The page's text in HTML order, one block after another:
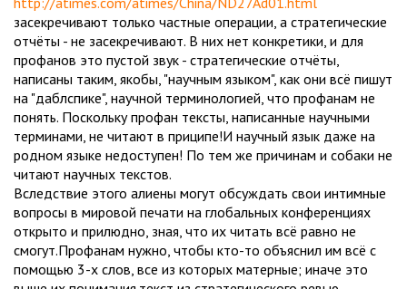
засекречивают только частные операции, а стратегические
отчёты - не засекречивают. В них нет конкретики, и для
профанов это пустой звук - стратегические отчёты,
написаны таким, якобы, "научным языком", как они всё пишут
на "даблспике", научной терминологией, что профанам не
понять. Поскольку профан тексты, написанные научными
терминами, не читают в приципе!И научный язык даже на
родном языке недоступен! По тем же причинам и собаки не
читают научных текстов.
Вследствие этого алиены могут обсуждать свои интимные
вопросы в мировой печати на глобальных конференциях
открыто и прилюдно, зная, что их читать всё равно не
смогут.Профанам нужно, чтобы кто-то объяснил им всё с
помощью 3-х слов, все из которых матерные; иначе это